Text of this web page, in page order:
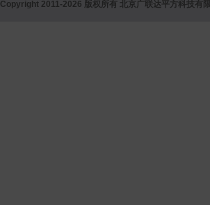
Copyright 2011-2026 版权所有 北京广联达平方科技有